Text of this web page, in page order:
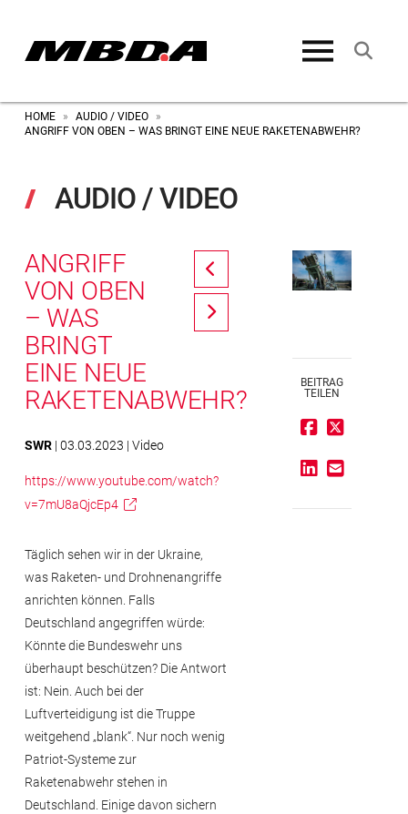
HOME » AUDIO / VIDEO
»
ANGRIFF VON OBEN – WAS BRINGT EINE NEUE RAKETENABWEHR?
AUDIO / VIDEO
ANGRIFF
VON OBEN
– WAS
BRINGT
EINE NEUE
RAKETENABWEHR?
Prev
Next
SWR| 03.03.2023 | Video
https://www.youtube.com/watch?
v=7mU8aQjcEp4
Täglich sehen wir in der Ukraine,
was Raketen- und Drohnenangriffe
anrichten können. Falls
Deutschland angegriffen würde:
Könnte die Bundeswehr uns
überhaupt beschützen? Die Antwort
ist: Nein. Auch bei der
Luftverteidigung ist die Truppe
weitgehend „blank“. Nur noch wenig
Patriot-Systeme zur
Raketenabwehr stehen in
Deutschland. Einige davon sichern
BEITRAG
TEILEN